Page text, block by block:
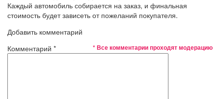
Каждый автомобиль собирается на заказ, и финальная
стоимость будет зависеть от пожеланий покупателя.
Добавить комментарий
* Все комментарии проходят модерацию
Комментарий *